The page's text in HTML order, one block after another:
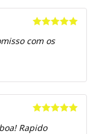
de 5
com os
de 5
Rapido